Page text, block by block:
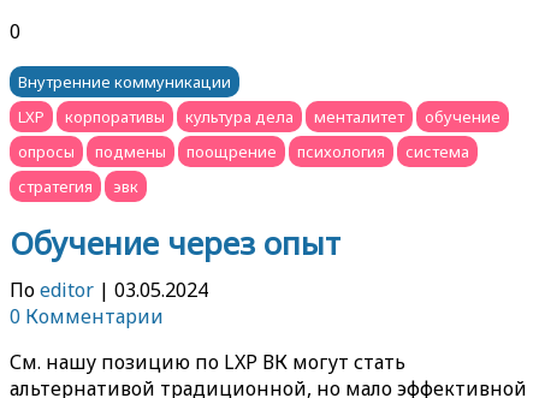
0
Внутренние коммуникации
LXP
корпоративы культура дела менталитет
обучение
опросы
подмены поощрение психология
система
стратегия
эвк
Обучение через опыт
Поeditor | 03.05.2024
0 Комментарии
См. нашу позицию по LXP ВК могут стать
альтернативой традиционной, но мало эффективной